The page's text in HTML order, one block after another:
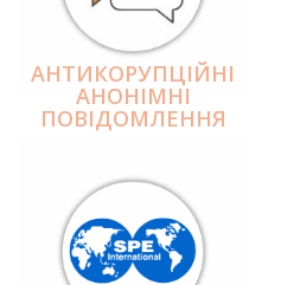
АНТИКОРУПЦІЙНІ
АНОНІМНІ
ПОВІДОМЛЕННЯ